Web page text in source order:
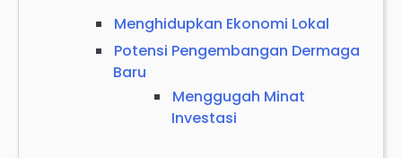
Menghidupkan Ekonomi Lokal
Potensi Pengembangan Dermaga
Baru
Menggugah Minat
Investasi